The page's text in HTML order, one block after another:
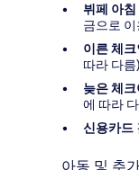
뷔페 아
금으로
이른 체크
따라 다름)
늦은 체
에 따라
신용카드
아동 및 추